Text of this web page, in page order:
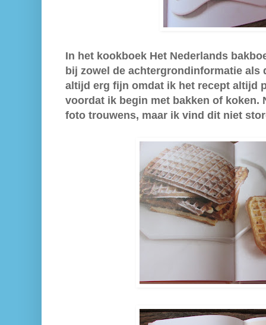
In het kookboek Het Nederlands
bij zowel de achtergrondinformatie als
altijd erg fijn omdat ik het recept altijd
voordat ik begin met bakken of koken.
foto trouwens, maar ik vind dit niet